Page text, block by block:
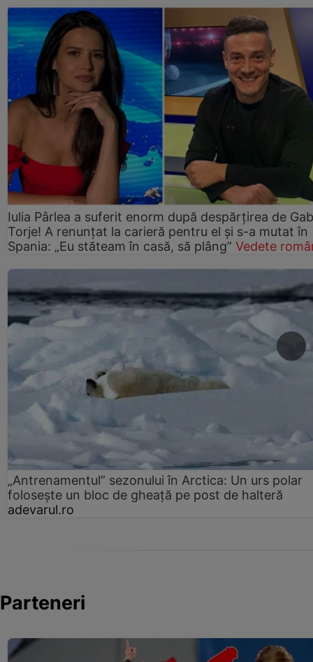
Iulia Pârlea a suferit enorm după despărțirea de
Torje! A renunțat la carieră pentru el și s-a mutat în
Spania: „Eu stăteam în casă, să plâng” Vedete
„Antrenamentul” sezonului în Arctica: Un urs polar
folosește un bloc de gheață pe post de halteră
adevarul.ro
Parteneri